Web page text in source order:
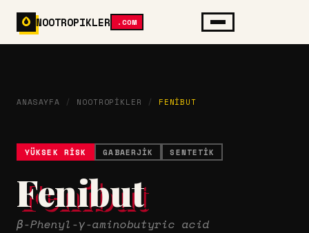
NOOTROPIKLER .COM
ANASAYFA / NOOTROPIKLER / FENIBUT
YÜKSEK RISK GABAERJIK SENTETIK
Fenibut
β-Phenyl-γ-aminobutyric acid